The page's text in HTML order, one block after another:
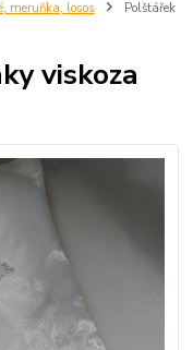
meruňka, losos
Polštářek
viskoza